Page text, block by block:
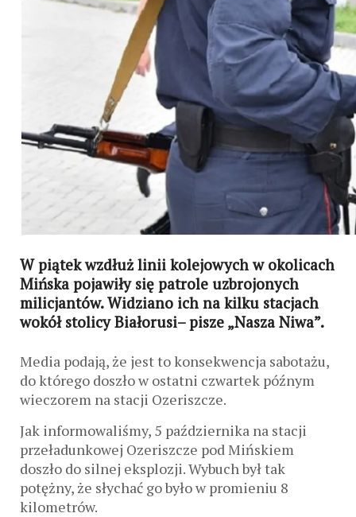
W piątek wzdłuż linii kolejowych w okolicach
Mińska pojawiły się patrole uzbrojonych
milicjantów. Widziano ich na kilku stacjach
wokół stolicy Białorusi–pisze „Nasza Niwa”.
Media podają, że jest to konsekwencja sabotażu,
do którego doszło w ostatni czwartek późnym
wieczorem na stacji Ozeriszcze.
Jak informowaliśmy, 5 października na stacji
przeładunkowej Ozeriszcze pod Mińskiem
doszło do silnej eksplozji. Wybuch był tak
potężny, że słychać go było w promieniu 8
kilometrów.